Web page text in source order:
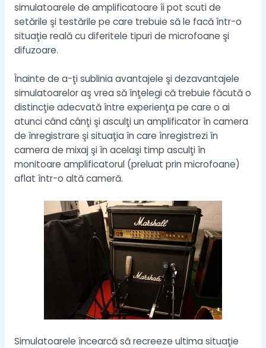
simulatoarele de amplificatoare îi pot scuti de
setările şi testările pe care trebuie să le facă într-o
situaţie reală cu diferitele tipuri de microfoane şi
difuzoare.
Înainte de a-ţi sublinia avantajele şi dezavantajele
simulatoarelor aş vrea să înţelegi că trebuie făcută o
distincţie adecvată între experienţa pe care o ai
atunci când cânţi şi asculţi un amplificator în camera
de înregistrare şi situaţia în care înregistrezi în
camera de mixaj şi în acelaşi timp asculţi în
monitoare amplificatorul (preluat prin microfoane)
aflat într-o altă cameră.
Simulatoarele încearcă să recreeze ultima situaţie